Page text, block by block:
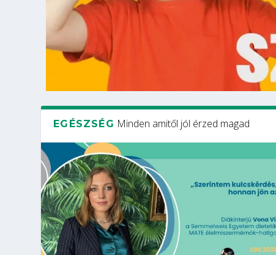
EGÉSZSÉG Minden amitől jól érzed magad